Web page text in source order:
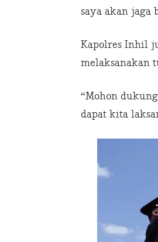
saya akan jaga
Kapolres Inhil
melaksanakan
“Mohon
dapat kita